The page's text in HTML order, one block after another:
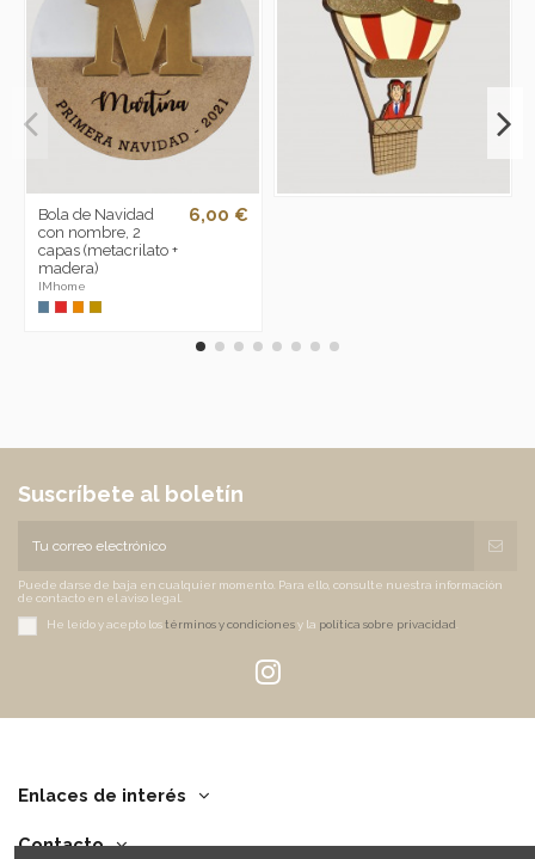
Bola de Navidad
con nombre, 2
capas (metacrilato +
madera)
IMhome
6,00 €
Suscríbete al boletín
Puede darse de baja en cualquier momento. Para ello, consulte nuestra información
de contacto en el aviso legal.
He leído y acepto lostérminos y condicionesy la política sobre privacidad
Enlaces de interés
Contacto